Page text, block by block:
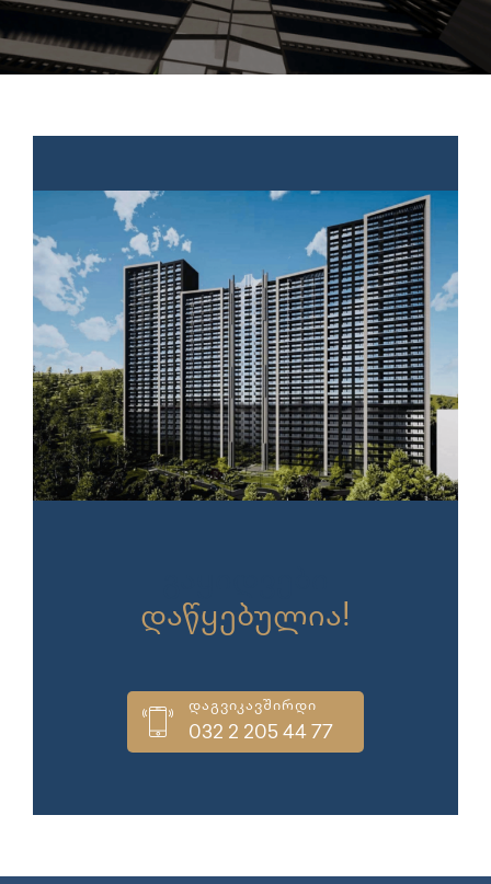
დაწყებულია!
დაგვიკავშირდი
032 2 205 44 77